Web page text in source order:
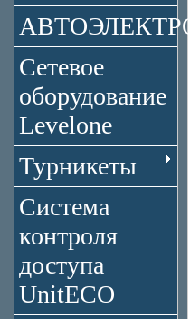
Сетевое
оборудование
Levelone
Турникеты
Система
контроля
доступа
UnitECO